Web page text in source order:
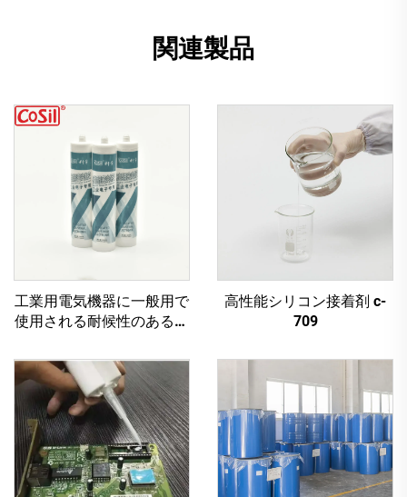
関連製品
工業用電気機器に一般用で
使用される耐候性のあるア
接着剤
高性能シリコン接着剤 c-
709